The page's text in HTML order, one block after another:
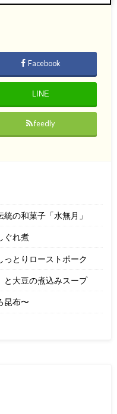
Facebook
LINE
feedly
の和菓子「水無月」
ぐれ煮
っとりローストポーク
と大豆の煮込みスープ
昆布〜